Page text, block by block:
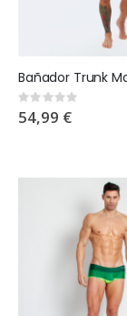
Rating:
0%
54,99 €